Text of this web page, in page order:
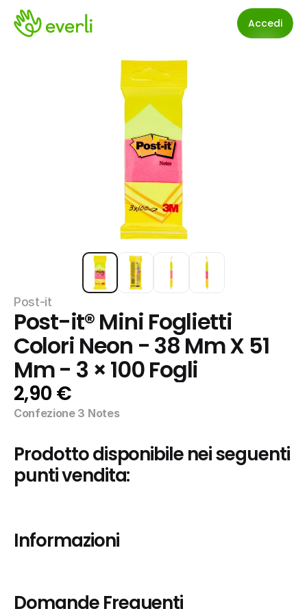
Accedi
Post-it
Post-it® Mini Foglietti
Colori Neon - 38 Mm X 51
Mm - 3 × 100 Fogli
2,90 €
Confezione 3 Notes
Prodotto disponibile nei seguenti
punti vendita:
Informazioni
Domande Frequenti